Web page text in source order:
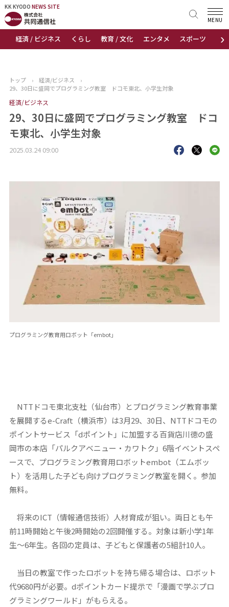
KK KYODO NEWS SITE
›
経済 / ビジネス くらし 教育 / 文化 エンタメ スポーツ 地域
MENU
KK KYODONEWS SITE
トップページ
ニュース
おすすめコンテンツ
出版物
トップ › 経済/ビジネス
›
29、30日に盛岡でプログラミング教室 ドコモ東北、小学生対象
経済/ビジネス
29、30日に盛岡でプログラミング教室 ドコ
モ東北、小学生対象
2025.03.24 09:00
プログラミング教育用ロボット「embot」
NTTドコモ東北支社（仙台市）とプログラミング教育事業
を展開するe-Craft（横浜市）は3月29、30日、NTTドコモの
ポイントサービス「dポイント」に加盟する百貨店川徳の盛
岡市の本店「パルクアベニュー・カワトク」6階イベントスペ
ースで、プログラミング教育用ロボットembot（エムボッ
ト）を活用した子ども向けプログラミング教室を開く。参加
無料。
将来のICT（情報通信技術）人材育成が狙い。両日とも午
前11時開始と午後2時開始の2回開催する。対象は新小学1年
生～6年生。各回の定員は、子どもと保護者の5組計10人。
当日の教室で作ったロボットを持ち帰る場合は、ロボット
代9680円が必要。dポイントカード提示で「漫画で学ぶプロ
グラミングワールド」がもらえる。